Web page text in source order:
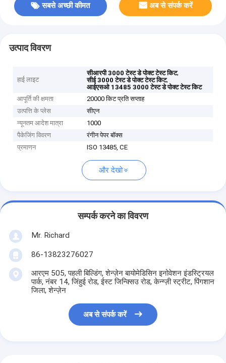
सबसे अच्छी कीमत अब से संपर्क करें
उत्पाद विवरण
हाई लाइट
सीआरपी 3000 टेस्ट डे पोक्ट टेस्ट किट,
सीई 3000 टेस्ट डे पोक्ट टेस्ट किट,
आईएसओ 13485 3000 टेस्ट डे पोक्ट टेस्ट किट
आपूर्ति की क्षमता
20000 किट प्रति सप्ताह
उत्पत्ति के प्लेस
सीएन
न्यूनतम आदेश मात्रा
1000
पैकेजिंग विवरण
रंगीन पेपर बॉक्स
प्रमाणन
ISO 13485, CE
और देखो
सम्पर्क करने का विवरण
Mr. Richard
86-13823276027
आरएम 505, पहली बिल्डिंग, शेन्ज़ेन बायोमेडिसिन इनोवेशन इंडस्ट्रियल
पार्क, नंबर 14, जिंहुई रोड, ईस्ट जिन्क्सिउ रोड, केन्ग्ज़ी स्ट्रीट, पिंगशान
जिला, शेन्ज़ेन
अब से संपर्क करें